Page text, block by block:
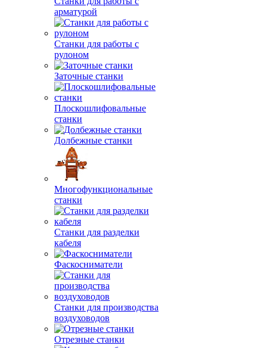
арматурой
Станки для работы с
рулоном
Заточные станки
Плоскошлифовальные
станки
Долбежные станки
Многофункциональные
станки
Станки для разделки
кабеля
Фаскосниматели
Станки для производства
воздуховодов
Отрезные станки